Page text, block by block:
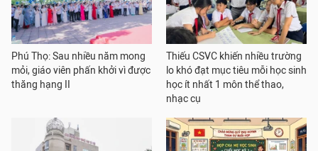
Phú Thọ: Sau nhiều năm mong
mỏi, giáo viên phấn khởi vì được
thăng hạng II
Thiếu CSVC khiến nhiều trường
lo khó đạt mục tiêu mỗi học sinh
học ít nhất 1 môn thể thao,
nhạc cụ